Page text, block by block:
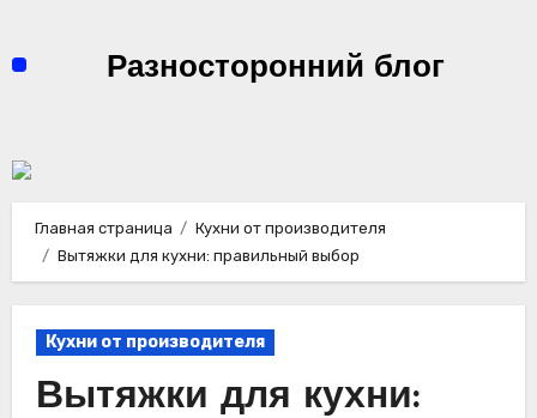
содержимомуРазносторонний блог
Главная страница
Кухни от производителя
Вытяжки для кухни: правильный выбор
Кухни от производителя
Вытяжки для кухни: